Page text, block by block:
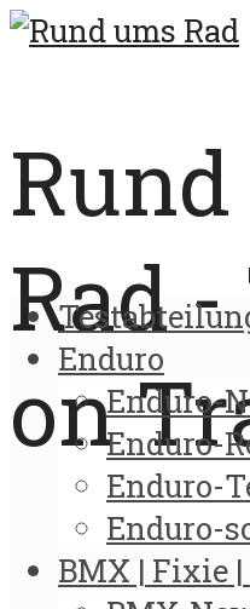
Rad
on
Enduro
Enduro-
Enduro-
Enduro-
Enduro-
BMX | Fixie